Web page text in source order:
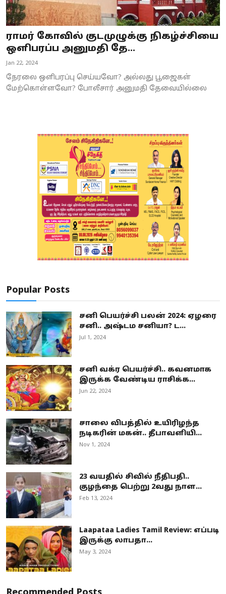
ராமர் கோவில் குடமுழுக்கு நிகழ்ச்சியை
ஒளிபரப்ப அனுமதி தே...
Jan 22, 2024
நேரலை ஒளிபரப்பு செய்யவோ? அல்லது பூஜைகள்
மேற்கொள்ளவோ? போலீசார் அனுமதி தேவையில்லை
Popular Posts
சனி பெயர்ச்சி பலன் 2024: ஏழரை
சனி.. அஷ்டம சனியா? ட...
Jul 1, 2024
சனி வக்ர பெயர்ச்சி.. கவனமாக
இருக்க வேண்டிய ராசிக்க...
Jun 22, 2024
சாலை விபத்தில் உயிரிழந்த
நடிகரின் மகன்.. தீபாவளியி...
Nov 1, 2024
23 வயதில் சிவில் நீதிபதி..
குழந்தை பெற்று 2வது நாள...
Feb 13, 2024
Laapataa Ladies Tamil Review: எப்படி
இருக்கு லாபதா...
May 3, 2024